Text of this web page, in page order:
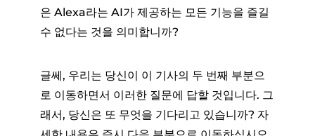
은 Alexa라는 AI가 제공하는 모든 기능을 즐길
수 없다는 것을 의미합니까?
글쎄, 우리는 당신이 이 기사의 두 번째 부분으
로 이동하면서 이러한 질문에 답할 것입니다. 그
래서, 당신은 또 무엇을 기다리고 있습니까? 자